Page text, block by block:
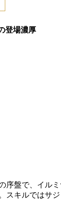
登場濃厚
序盤で、イル
スキルではサ